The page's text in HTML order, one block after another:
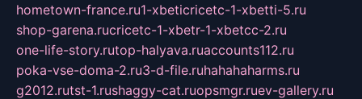
hometown-france.ru1-xbeticricetc-1-xbetti-5.ru
shop-garena.rucricetc-1-xbetr-1-xbetcc-2.ru
one-life-story.rutop-halyava.ruaccounts112.ru
poka-vse-doma-2.ru3-d-file.ruhahahaharms.ru
g2012.rutst-1.rushaggy-cat.ruopsmgr.ruev-gallery.ru